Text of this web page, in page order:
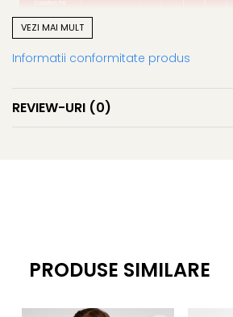
VEZI MAI MULT
Informatii conformitate produs
REVIEW-URI (0)
PRODUSE SIMILARE